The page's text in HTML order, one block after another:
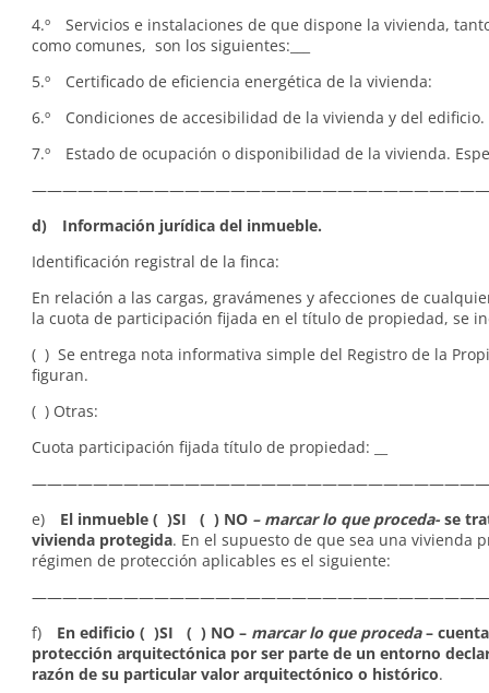
4.º Servicios e instalaciones de que dispone la vivienda,
como comunes, son los siguientes:___
5.º Certificado de eficiencia energética de la vivienda:
6.º Condiciones de accesibilidad de la vivienda y del edificio.
7.º Estado de ocupación o disponibilidad de la vivienda.
d) Información jurídica del inmueble.
Identificación registral de la finca:
En relación a las cargas, gravámenes y afecciones de
la cuota de participación fijada en el título de propiedad, se
( ) Se entrega nota informativa simple del Registro de la
figuran.
( ) Otras:
Cuota participación fijada título de propiedad: __
e) El inmueble ( )SI ( ) NO – marcar lo que proceda- se
vivienda protegida. En el supuesto de que sea una vivienda
régimen de protección aplicables es el siguiente:
f) En edificio ( )SI ( ) NO – marcar lo que proceda–
protección arquitectónica por ser parte de un entorno
razón de su particular valor arquitectónico o histórico.